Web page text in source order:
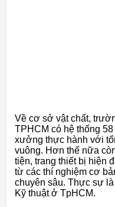
Về cơ sở vật chất,
TPHCM có hệ thống
xưởng thực hành với
vuông. Hơn thế nữa
tiện, trang thiết bị hiện
từ các thí nghiệm cơ
chuyên sâu. Thực sự
Kỹ thuật ở TpHCM.